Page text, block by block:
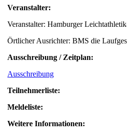
Veranstalter:
Veranstalter: Hamburger
Örtlicher Ausrichter: BMS die
Ausschreibung / Zeitplan:
Ausschreibung
Teilnehmerliste:
Meldeliste:
Weitere Informationen: